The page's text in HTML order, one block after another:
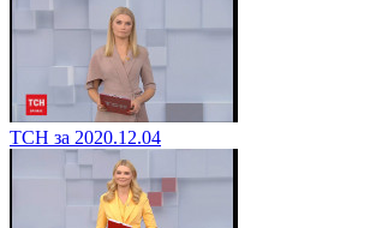
ТСН за 2020.12.04